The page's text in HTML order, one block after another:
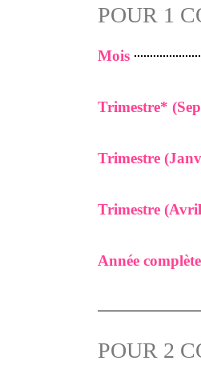
POUR 1
Mois
Trimestre*
Trimestre
Trimestre
Année complète
POUR 2